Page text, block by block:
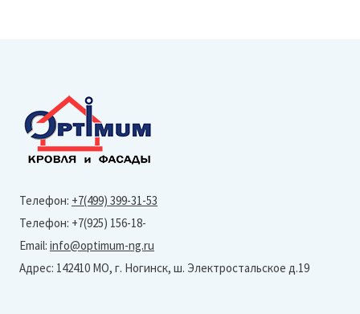
L=2м
(Полиэстер-
Ral
Телефон: +7(499) 399-31-53
Телефон: +7(925) 156-18-
Email: info@optimum-ng.ru
Адрес: 142410 МО, г. Ногинск, ш. Электростальское д.19